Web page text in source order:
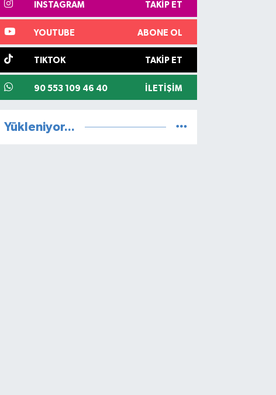
INSTAGRAM TAKIP ET
YOUTUBE ABONE OL
TIKTOK TAKIP ET
90 553 109 46 40 İLETIŞIM
Yükleniyor...